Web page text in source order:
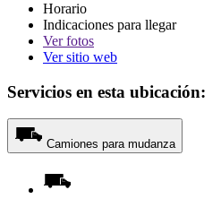
Horario
Indicaciones para llegar
Verfotos
Ver sitio web
Servicios en esta ubicación:
Camiones para mudanza